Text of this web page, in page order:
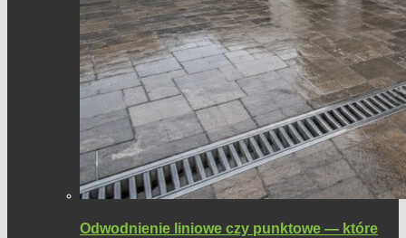
Odwodnienie liniowe czy punktowe — które